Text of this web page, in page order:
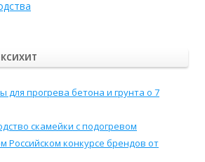
для прогрева бетона и грунта о 7
скамейки с подогревом
Российском конкурсе брендов от